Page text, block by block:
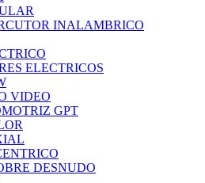
INALAMBRICO
ELECTRICOS
VIDEO
GPT
DESNUDO